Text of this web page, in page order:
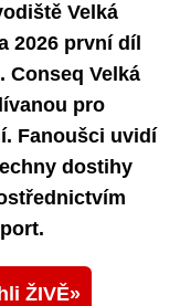
Velká
2026 první díl
Conseq Velká
pro
Fanoušci uvidí
dostihy
ŽIVĚ